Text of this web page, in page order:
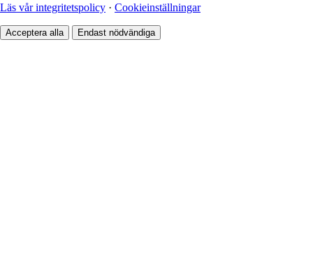
Läs vår integritetspolicy · Cookieinställningar
Acceptera alla Endast nödvändiga